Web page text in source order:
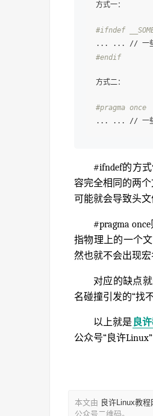
方式一：
#ifndef
#endif
方式二：
#pragma once
#ifndef的方
容完全相同的两
可能就会导致头
#pragma
指物理上的一个
然也就不会出现宏
对应的缺点
名碰撞引发的“找
以上就是 良
公众号“良许
本文由 良许Linux教程
公众号二维码。